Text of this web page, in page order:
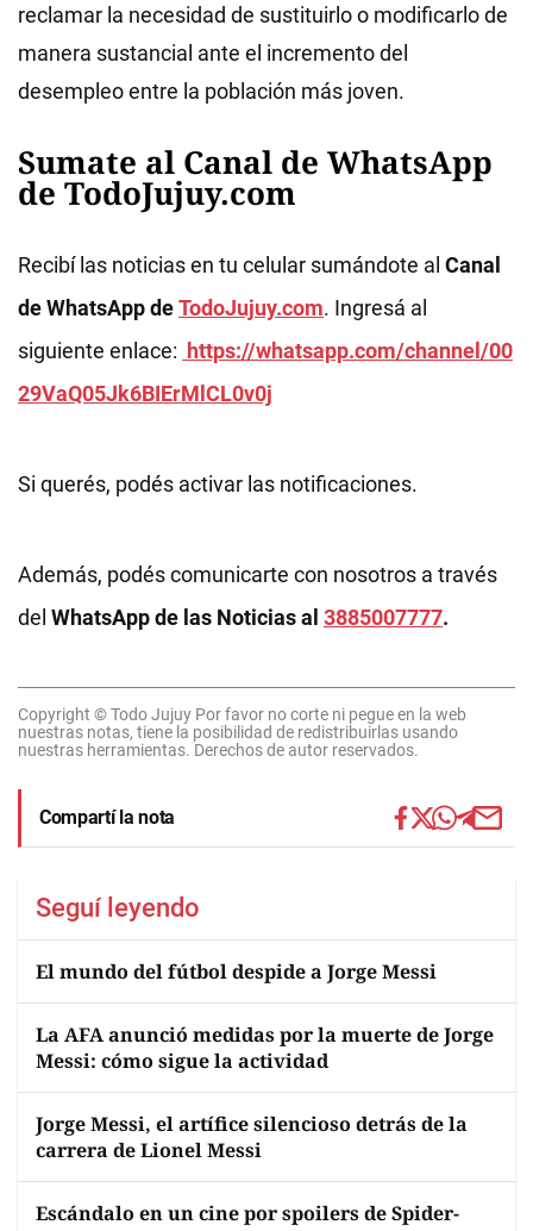
reclamar la necesidad de sustituirlo o modificarlo de
manera sustancial ante el incremento del
desempleo entre la población más joven.
Sumate al Canal de WhatsApp
de TodoJujuy.com
Recibí las noticias en tu celular sumándote al Canal
de WhatsApp deTodoJujuy.com. Ingresá al
siguiente enlace: https://whatsapp.com/channel/00
29VaQ05Jk6BIErMlCL0v0j
Si querés, podés activar las notificaciones.
Además, podés comunicarte con nosotros a través
del WhatsApp de las Noticias al 3885007777.
Copyright © Todo Jujuy Por favor no corte ni pegue en la web
nuestras notas, tiene la posibilidad de redistribuirlas usando
nuestras herramientas. Derechos de autor reservados.
Compartí la nota
Seguí leyendo
El mundo del fútbol despide a Jorge Messi
La AFA anunció medidas por la muerte de Jorge
Messi: cómo sigue la actividad
Jorge Messi, el artífice silencioso detrás de la
carrera de Lionel Messi
Escándalo en un cine por spoilers de Spider-